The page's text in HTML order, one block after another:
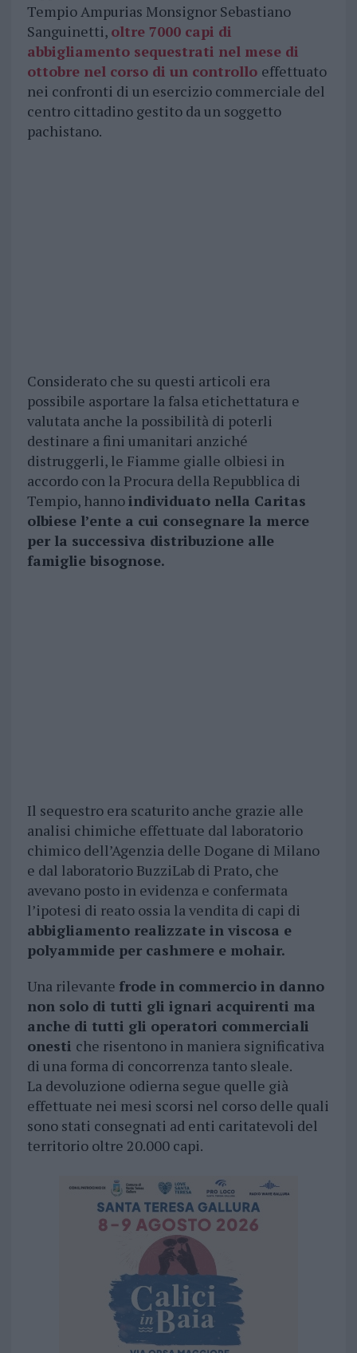
Tempio Ampurias Monsignor Sebastiano
Sanguinetti, oltre 7000 capi di
abbigliamento sequestrati nel mese di
ottobre nel corso di un controllo effettuato
nei confronti di un esercizio commerciale del
centro cittadino gestito da un soggetto
pachistano.
Considerato che su questi articoli era
possibile asportare la falsa etichettatura e
valutata anche la possibilità di poterli
destinare a fini umanitari anziché
distruggerli, le Fiamme gialle olbiesi in
accordo con la Procura della Repubblica di
Tempio, hannoindividuato nella Caritas
olbiese l’ente a cui consegnare la merce
per la successiva distribuzione alle
famiglie bisognose.
Il sequestro era scaturito anche grazie alle
analisi chimiche effettuate dal laboratorio
chimico dell’Agenzia delle Dogane di Milano
e dal laboratorio BuzziLab di Prato, che
avevano posto in evidenza e confermata
l’ipotesi di reato ossia la vendita di capi di
abbigliamento realizzate in viscosa e
polyammide per cashmere e mohair.
Una rilevante frode in commercio in danno
non solo di tutti gli ignari acquirenti ma
anche di tutti gli operatori commerciali
onesti che risentono in maniera significativa
di una forma di concorrenza tanto sleale.
La devoluzione odierna segue quelle già
effettuate nei mesi scorsi nel corso delle quali
sono stati consegnati ad enti caritatevoli del
territorio oltre 20.000 capi.